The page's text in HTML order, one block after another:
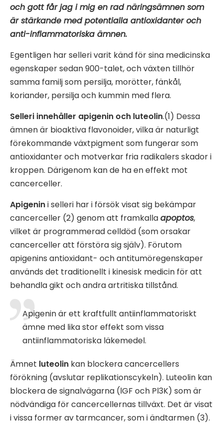
och gott får jag i mig en rad näringsämnen som
är stärkande med potentialla antioxidanter och
anti-inflammatoriska ämnen.
Egentligen har selleri varit känd för sina medicinska
egenskaper sedan 900-talet, och växten tillhör
samma familj som persilja, morötter, fänkål,
koriander, persilja och kummin med flera.
Selleri innehåller apigenin och luteolin.(1) Dessa
ämnen är bioaktiva flavonoider, vilkaär naturligt
förekommande växtpigment som fungerar som
antioxidanter och motverkar fria radikalers skador i
kroppen. Därigenom kan de ha en effekt mot
cancerceller.
Apigenini selleri har i försök visat sig bekämpar
cancerceller (2) genom att framkallaapoptos,
vilket är programmerad celldöd (som orsakar
cancerceller att förstöra sig själv). Förutom
apigenins antioxidant- och antitumöregenskaper
används det traditionellt i kinesisk medicin för att
behandla gikt och andra artritiska tillstånd.
Apigenin är ett kraftfullt antiinflammatoriskt
ämne med lika stor effekt som vissa
antiinflammatoriska läkemedel.
Ämnet luteolin kan blockera cancercellers
förökning (avslutar replikationscykeln). Luteolin kan
blockera de signalvägarna (lGF och Pl3K) som är
nödvändiga för cancercellernas tillväxt. Det är visat
i vissa former av tarmcancer, som i ändtarmen (3).